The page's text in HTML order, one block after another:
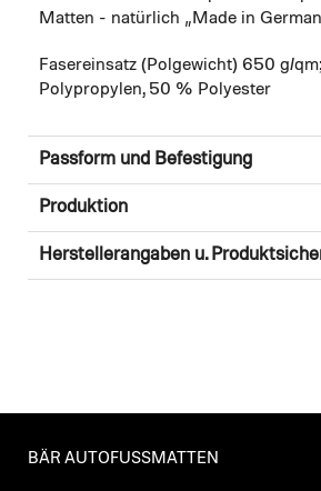
Matten - natürlich „Made in
Fasereinsatz (Polgewicht) 650 g/
Polypropylen, 50 % Polyester
Passform und Befestigung
Produktion
Herstellerangaben u.
BÄR AUTOFUSSMATTEN